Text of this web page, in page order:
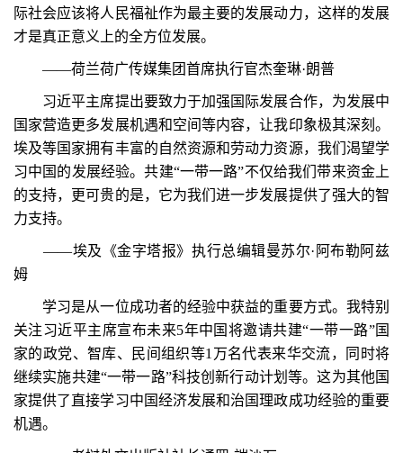
际社会应该将人民福祉作为最主要的发展动力，这样的发展
才是真正意义上的全方位发展。
——荷兰荷广传媒集团首席执行官杰奎琳·朗普
习近平主席提出要致力于加强国际发展合作，为发展中
国家营造更多发展机遇和空间等内容，让我印象极其深刻。
埃及等国家拥有丰富的自然资源和劳动力资源，我们渴望学
习中国的发展经验。共建“一带一路”不仅给我们带来资金上
的支持，更可贵的是，它为我们进一步发展提供了强大的智
力支持。
——埃及《金字塔报》执行总编辑曼苏尔·阿布勒阿兹
姆
学习是从一位成功者的经验中获益的重要方式。我特别
关注习近平主席宣布未来5年中国将邀请共建“一带一路”国
家的政党、智库、民间组织等1万名代表来华交流，同时将
继续实施共建“一带一路”科技创新行动计划等。这为其他国
家提供了直接学习中国经济发展和治国理政成功经验的重要
机遇。